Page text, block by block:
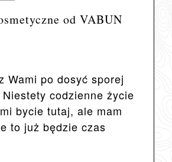
od VABUN
Wami po dosyć sporej
codzienne życie
bycie tutaj, ale mam
to już będzie czas